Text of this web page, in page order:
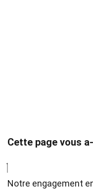
Cette page vous
Notre engagement